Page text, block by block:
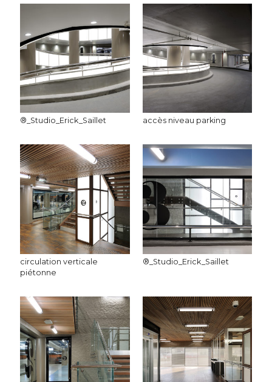
®_Studio_Erick_Saillet accès niveau parking
circulation verticale
piétonne
®_Studio_Erick_Saillet